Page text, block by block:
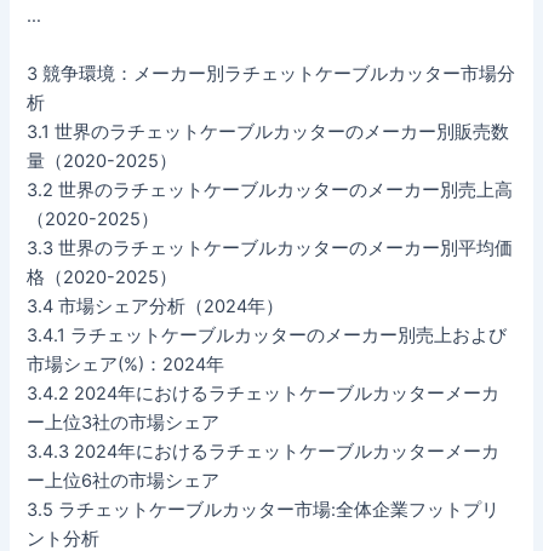
…
3 競争環境：メーカー別ラチェットケーブルカッター市場分
析
3.1 世界のラチェットケーブルカッターのメーカー別販売数
量（2020-2025）
3.2 世界のラチェットケーブルカッターのメーカー別売上高
（2020-2025）
3.3 世界のラチェットケーブルカッターのメーカー別平均価
格（2020-2025）
3.4 市場シェア分析（2024年）
3.4.1 ラチェットケーブルカッターのメーカー別売上および
市場シェア(%)：2024年
3.4.2 2024年におけるラチェットケーブルカッターメーカ
ー上位3社の市場シェア
3.4.3 2024年におけるラチェットケーブルカッターメーカ
ー上位6社の市場シェア
3.5 ラチェットケーブルカッター市場:全体企業フットプリ
ント分析